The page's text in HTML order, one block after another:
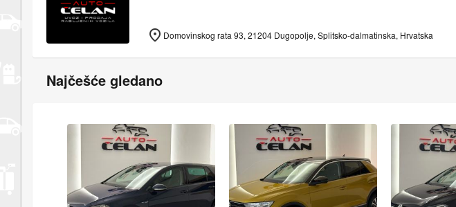
Domovinskog rata 93, 21204 Dugopolje, Splitsko-dalmatinska, Hrvatska
Najčešće gledano